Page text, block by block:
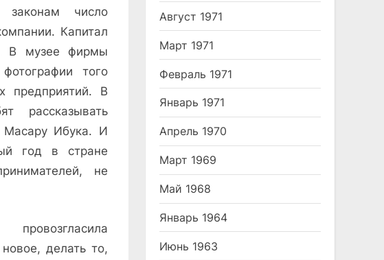
число
Капитал
В музее фирмы
того
предприятий. В
рассказывать
Масару Ибука. И
год в стране
не
делать то,
Август 1971
Март 1971
Февраль 1971
Январь 1971
Апрель 1970
Март 1969
Май 1968
Январь 1964
Июнь 1963